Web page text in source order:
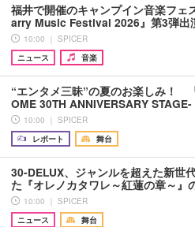
福井で開催のキャンプイン音楽フ
arry Music Festival 2026』第3弾出
10:00 ｜ SPICER
ニュース
音楽
“エンタメ三昧”の夏のお楽しみ！
OME 30TH ANNIVERSARY
10:00 ｜ SPICER
レポート
舞台
30-DELUX、ジャンルを超えた新世
た『オレノカタワレ～紅蓮の章～
10:00 ｜ SPICER
ニュース
舞台